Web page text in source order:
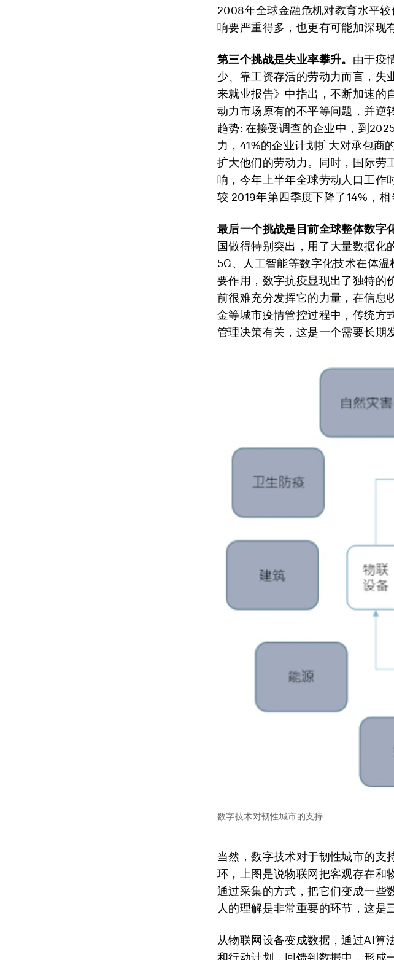
2008年全球金融危机对教育水平
响要严重得多，也更有可能加深现
第三个挑战是失业率攀升。 由于疫
少、靠工资存活的劳动力而言，失
来就业报告》中指出，不断加速的
动力市场原有的不平等问题，并逆
趋势: 在接受调查的企业中，到
力，41%的企业计划扩大对承包商
扩大他们的劳动力。同时，国际劳
响，今年上半年全球劳动人口工作
较 2019年第四季度下降了14%，相
最后一个挑战是目前全球整体数字
国做得特别突出，用了大量数据化
5G、人工智能等数字化技术在体
要作用，数字抗疫显现出了独特的
前很难充分发挥它的力量，在信息
金等城市疫情管控过程中，传统方
管理决策有关，这是一个需要长期
数字技术对韧性城市的支持
当然，数字技术对于韧性城市的支
环，上图是说物联网把客观存在和
通过采集的方式，把它们变成一些
人的理解是非常重要的环节，这是
从物联网设备变成数据，通过AI算
和行动计划，回馈到数据中，形成